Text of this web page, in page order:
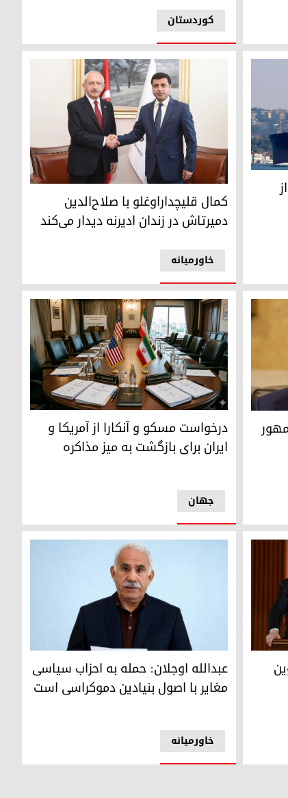
کوردستان
دارند
صلاح‌الدین دمیرتاش و کمال قلیچداراوغلو
خاورمیانه
کمال قلیچداراوغلو با صلاح‌الدین
دمیرتاش در زندان ادیرنه دیدار می‌کند
در امور عراق و سوریه
درخواست مسکو و آنکارا از آمریکا و ایران برای
جهان
درخواست مسکو و آنکارا از آمریکا و
ایران برای بازگشت به میز مذاکره
عبدالله اوجالان، رهبر زندانی پ‌ک‌ک
خاورمیانه
عبدالله اوجلان: حمله به احزاب سیاسی
مغایر با اصول بنیادین دموکراسی است